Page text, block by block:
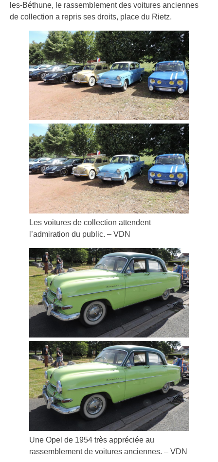
les-Béthune, le rassemblement des voitures anciennes
de collection a repris ses droits, place du Rietz.
Les voitures de collection attendent
l’admiration du public. – VDN
Une Opel de 1954 très appréciée au
rassemblement de voitures anciennes. – VDN